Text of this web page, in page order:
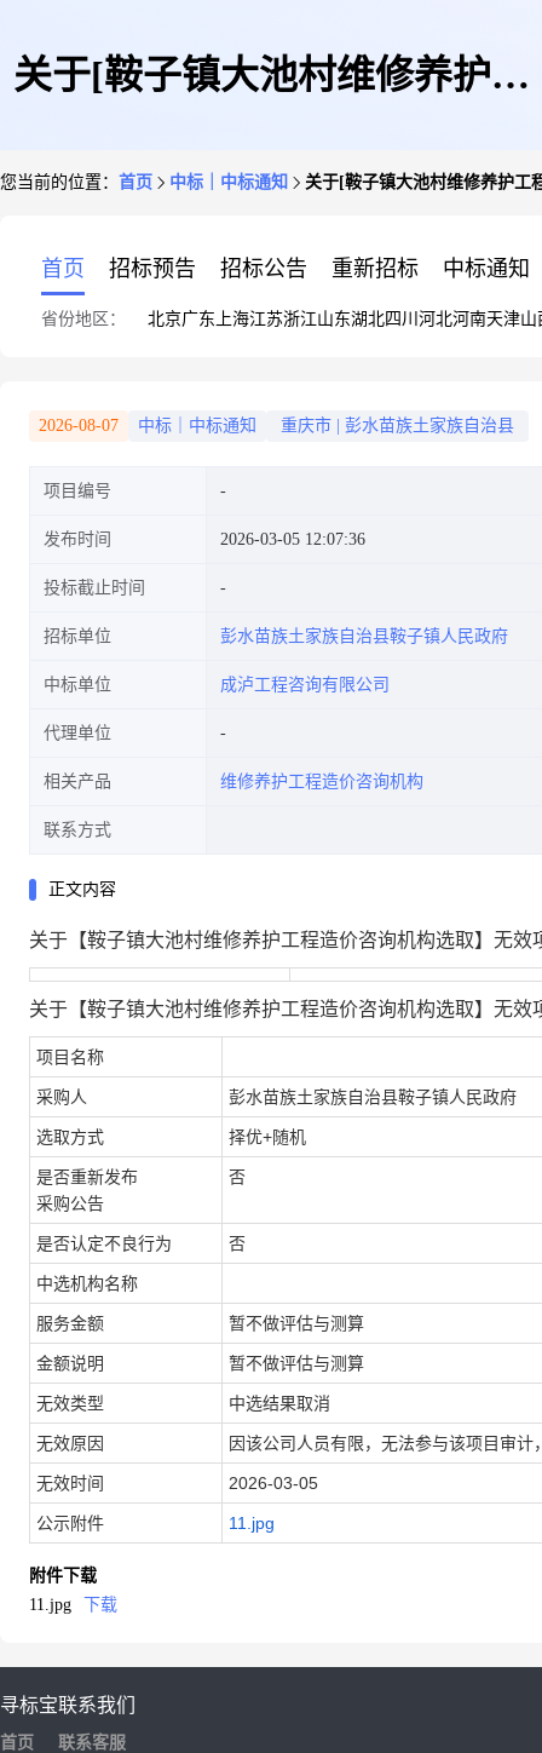
关于[鞍子镇大池村维修养护工
您当前的位置： 首页 中标｜中标通知 关于[鞍子镇大池村维修养护工
首页 招标预告 招标公告 重新招标 中标通知
省份地区： 北京广东 上海江苏浙江山东湖北四川 河北河南天津山
2026-08-07 中标｜中标通知 重庆市 彭水苗族土家族自治县
项目编号
发布时间 2026-03-05 12:07:36
投标截止时间
招标单位 彭水苗族土家族自治县鞍子镇人民政府
中标单位 成泸工程咨询有限公司
代理单位
相关产品 维修养护工程造价咨询机构
联系方式
正文内容
关于【鞍子镇大池村维修养护工程造价咨询机构选取】无效
关于【鞍子镇大池村维修养护工程造价咨询机构选取】无效
项目名称
采购人 彭水苗族土家族自治县鞍子镇人民政府
选取方式 择优+随机
是否重新发布
采购公告
否
是否认定不良行为 否
中选机构名称
服务金额 暂不做评估与测算
金额说明 暂不做评估与测算
无效类型 中选结果取消
无效原因 因该公司人员有限，无法参与该项目审
无效时间 2026-03-05
公示附件 11.jpg
附件下载
11.jpg
下载
寻标宝
首页
联系我们
联系客服